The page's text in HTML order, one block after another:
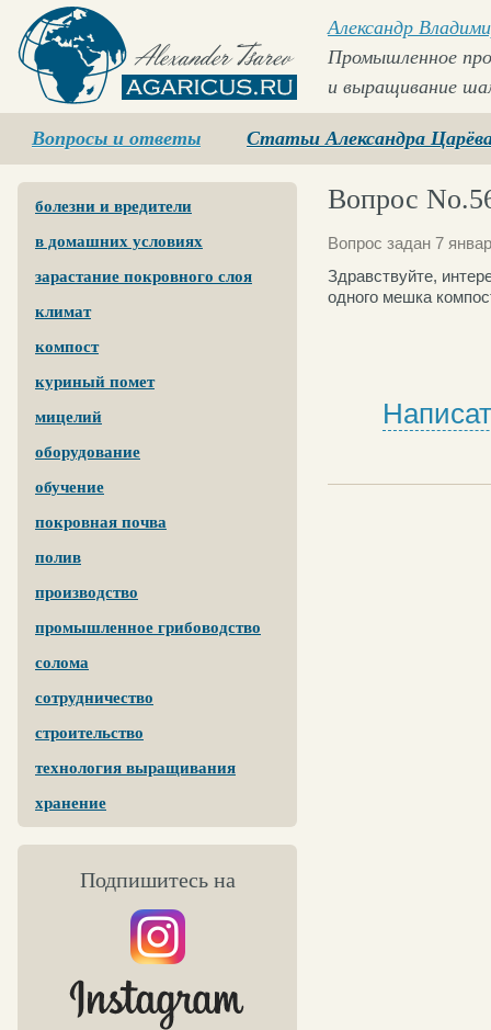
Agaricus.ru
Александр
Промышленное
и выращивание
Вопросы и ответы Статьи Александра
болезни и вредители
в домашних условиях
зарастание покровного слоя
климат
компост
куриный помет
мицелий
оборудование
обучение
покровная почва
полив
производство
промышленное грибоводство
солома
сотрудничество
строительство
технология выращивания
хранение
Подпишитесь на
Вопрос
Вопрос задан 7
Здравствуйте,
одного мешка